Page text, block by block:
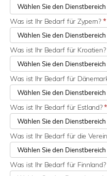
Was ist Ihr Bedarf für Zypern? *
Was ist Ihr Bedarf für
Was ist Ihr Bedarf für
Was ist Ihr Bedarf für Estland?*
Was ist Ihr Bedarf für die
Was ist Ihr Bedarf für